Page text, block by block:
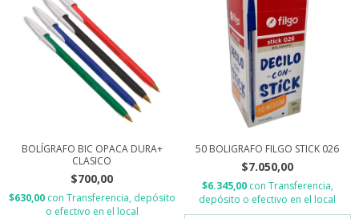
BOLÍGRAFO BIC OPACA DURA+
CLASICO
$700,00
$630,00 con Transferencia, depósito
o efectivo en el local
50 BOLIGRAFO FILGO STICK 026
$7.050,00
$6.345,00 con Transferencia,
depósito o efectivo en el local